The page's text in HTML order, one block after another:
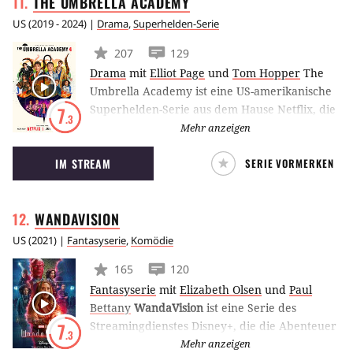
US(2019 - 2024) | Drama,Superhelden-Serie
7.3
207
129
Drama mit Elliot Page und Tom Hopper The
Umbrella Academy ist eine US-amerikanische
Superhelden-Serie aus dem Hause Netflix, die
auf der gleichnamigen Comic-Vorlage von
Autor Gerard Way und Illustrator Gabriel Bá
basiert. Die Geschichte dreht sich um eine
Gruppe von Teenagern, die von einem
Superhelden ausgebildet werden.
Mehr anzeigen
IM STREAM SERIE VORMERKEN
WANDAVISION
US(2021) | Fantasyserie, Komödie
7.3
165
120
Fantasyserie mit Elizabeth Olsen und Paul
Bettany WandaVision ist eine Serie des
Streamingdienstes Disney+, die die Abenteuer
der Marvel-Helden Wanda Maximoff und
Mehr anzeigen